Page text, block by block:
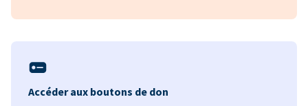
Accéder aux boutons de don